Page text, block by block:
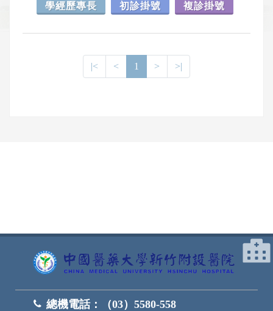
學經歷專長 初診掛號 複診掛號
|< < 1 > >|
總機電話：
（03）5580-558